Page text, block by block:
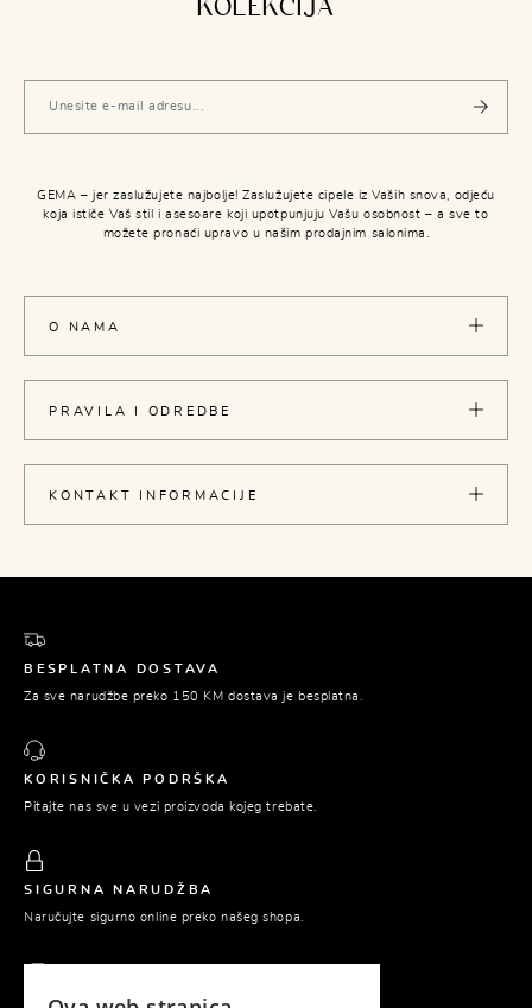
KOLEKCIJA
GEMA – jer zaslužujete najbolje! Zaslužujete cipele iz Vaših snova, odjeću
koja ističe Vaš stil i asesoare koji upotpunjuju Vašu osobnost – a sve to
možete pronaći upravo u našim prodajnim salonima.
O NAMA
PRAVILA I ODREDBE
KONTAKT INFORMACIJE
BESPLATNA DOSTAVA
Za sve narudžbe preko 150 KM dostava je besplatna.
KORISNIČKA PODRŠKA
Pitajte nas sve u vezi proizvoda kojeg trebate.
SIGURNA NARUDŽBA
Naručujte sigurno online preko našeg shopa.
PLAĆANJE POUZEĆEM